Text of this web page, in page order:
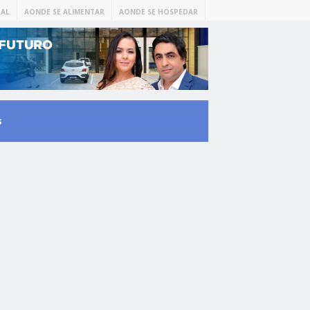
AONDE SE ALIMENTAR AONDE SE HOSPEDAR